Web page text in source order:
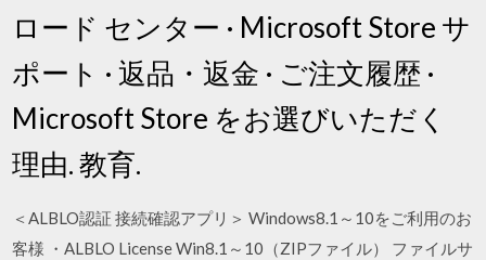
ロード センター · Microsoft Store サ
ポート · 返品・返金 · ご注文履歴 ·
Microsoft Store をお選びいただく
理由. 教育.
＜ALBLO認証 接続確認アプリ＞ Windows8.1～10をご利用のお
客様 ・ALBLO License Win8.1～10（ZIPファイル） ファイルサ